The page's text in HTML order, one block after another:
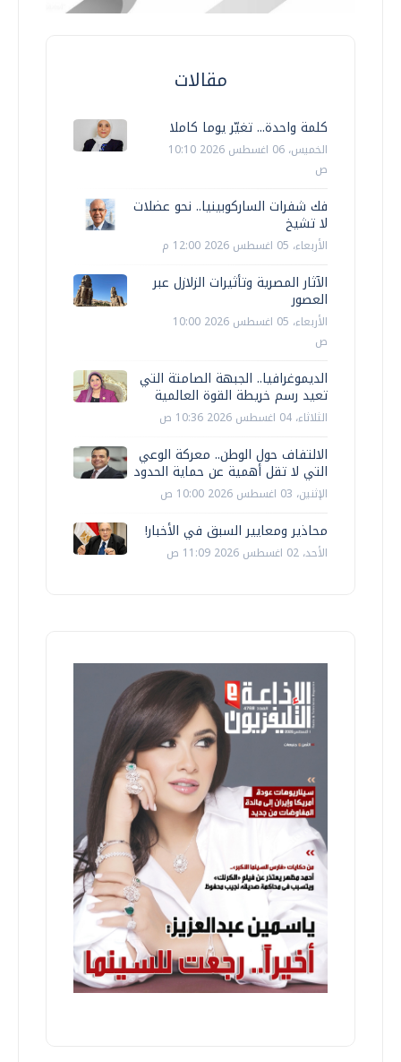
مقالات
كلمة واحدة... تغيّر يوما كاملا
الخميس، 06 اغسطس 2026 10:10
ص
فك شفرات الساركوبينيا.. نحو عضلات
لا تشيخ
الأربعاء، 05 اغسطس 2026 12:00 م
الآثار المصرية وتأثيرات الزلازل عبر
العصور
الأربعاء، 05 اغسطس 2026 10:00
ص
الديموغرافيا.. الجبهة الصامتة التي
تعيد رسم خريطة القوة العالمية
الثلاثاء، 04 اغسطس 2026 10:36 ص
الالتفاف حول الوطن.. معركة الوعي
التي لا تقل أهمية عن حماية الحدود
الإثنين، 03 اغسطس 2026 10:00 ص
محاذير ومعايير السبق في الأخبار!
الأحد، 02 اغسطس 2026 11:09 ص